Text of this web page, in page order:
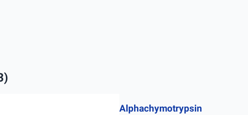
Alphachymotrypsin